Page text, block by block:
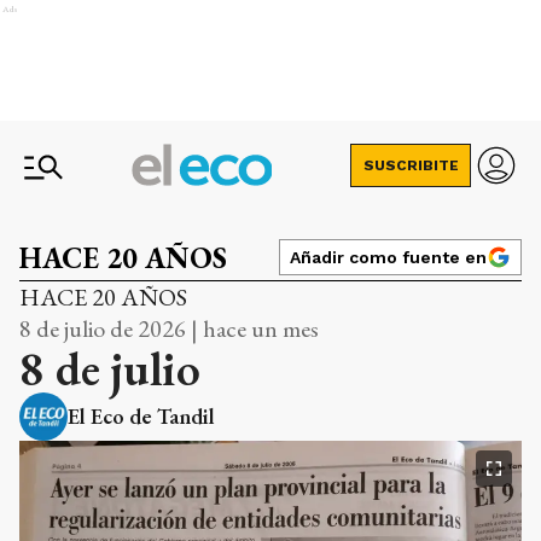
Ads
SUSCRIBITE
HACE 20 AÑOS Añadir como fuente en
HACE 20 AÑOS
8 de julio de 2026 | hace un mes
8 de julio
El Eco de Tandil